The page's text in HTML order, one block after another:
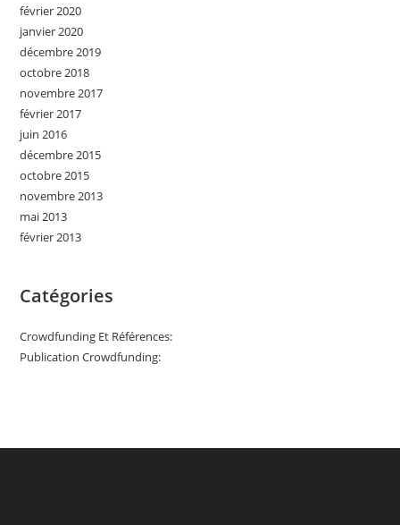
février 2020
janvier 2020
décembre 2019
octobre 2018
novembre 2017
février 2017
juin 2016
décembre 2015
octobre 2015
novembre 2013
mai 2013
février 2013
Catégories
Crowdfunding Et Références:
Publication Crowdfunding: